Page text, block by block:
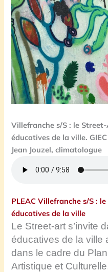
Villefranche s/S : le
éducatives de la ville.
Jean Jouzel, climatologue
PLEAC Villefranche s/S :
éducatives de la ville
Le Street-art s’invite
éducatives de la ville
dans le cadre du
Artistique et